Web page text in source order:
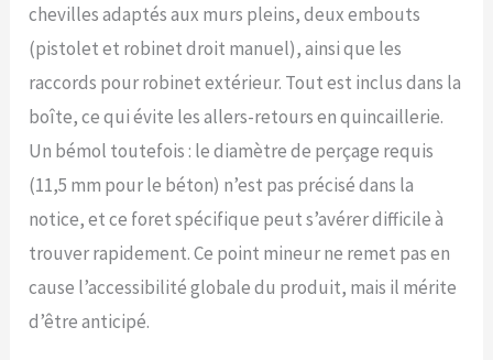
quelle longueur :
Verrouillez le tuyau à
n'importe quelle
longueur pour un
arrosage facile des
recoins de votre jardin.
Le ressort spiralé en
acier intégré a passé
avec succès plus de 3
000 tests d'étirement,
garantissant une
utilisation fluide et
durable sans
chevilles adaptés aux murs pleins, deux embouts
(pistolet et robinet droit manuel), ainsi que les
raccords pour robinet extérieur. Tout est inclus dans la
boîte, ce qui évite les allers-retours en quincaillerie.
Un bémol toutefois : le diamètre de perçage requis
(11,5 mm pour le béton) n’est pas précisé dans la
notice, et ce foret spécifique peut s’avérer difficile à
trouver rapidement. Ce point mineur ne remet pas en
cause l’accessibilité globale du produit, mais il mérite
d’être anticipé.